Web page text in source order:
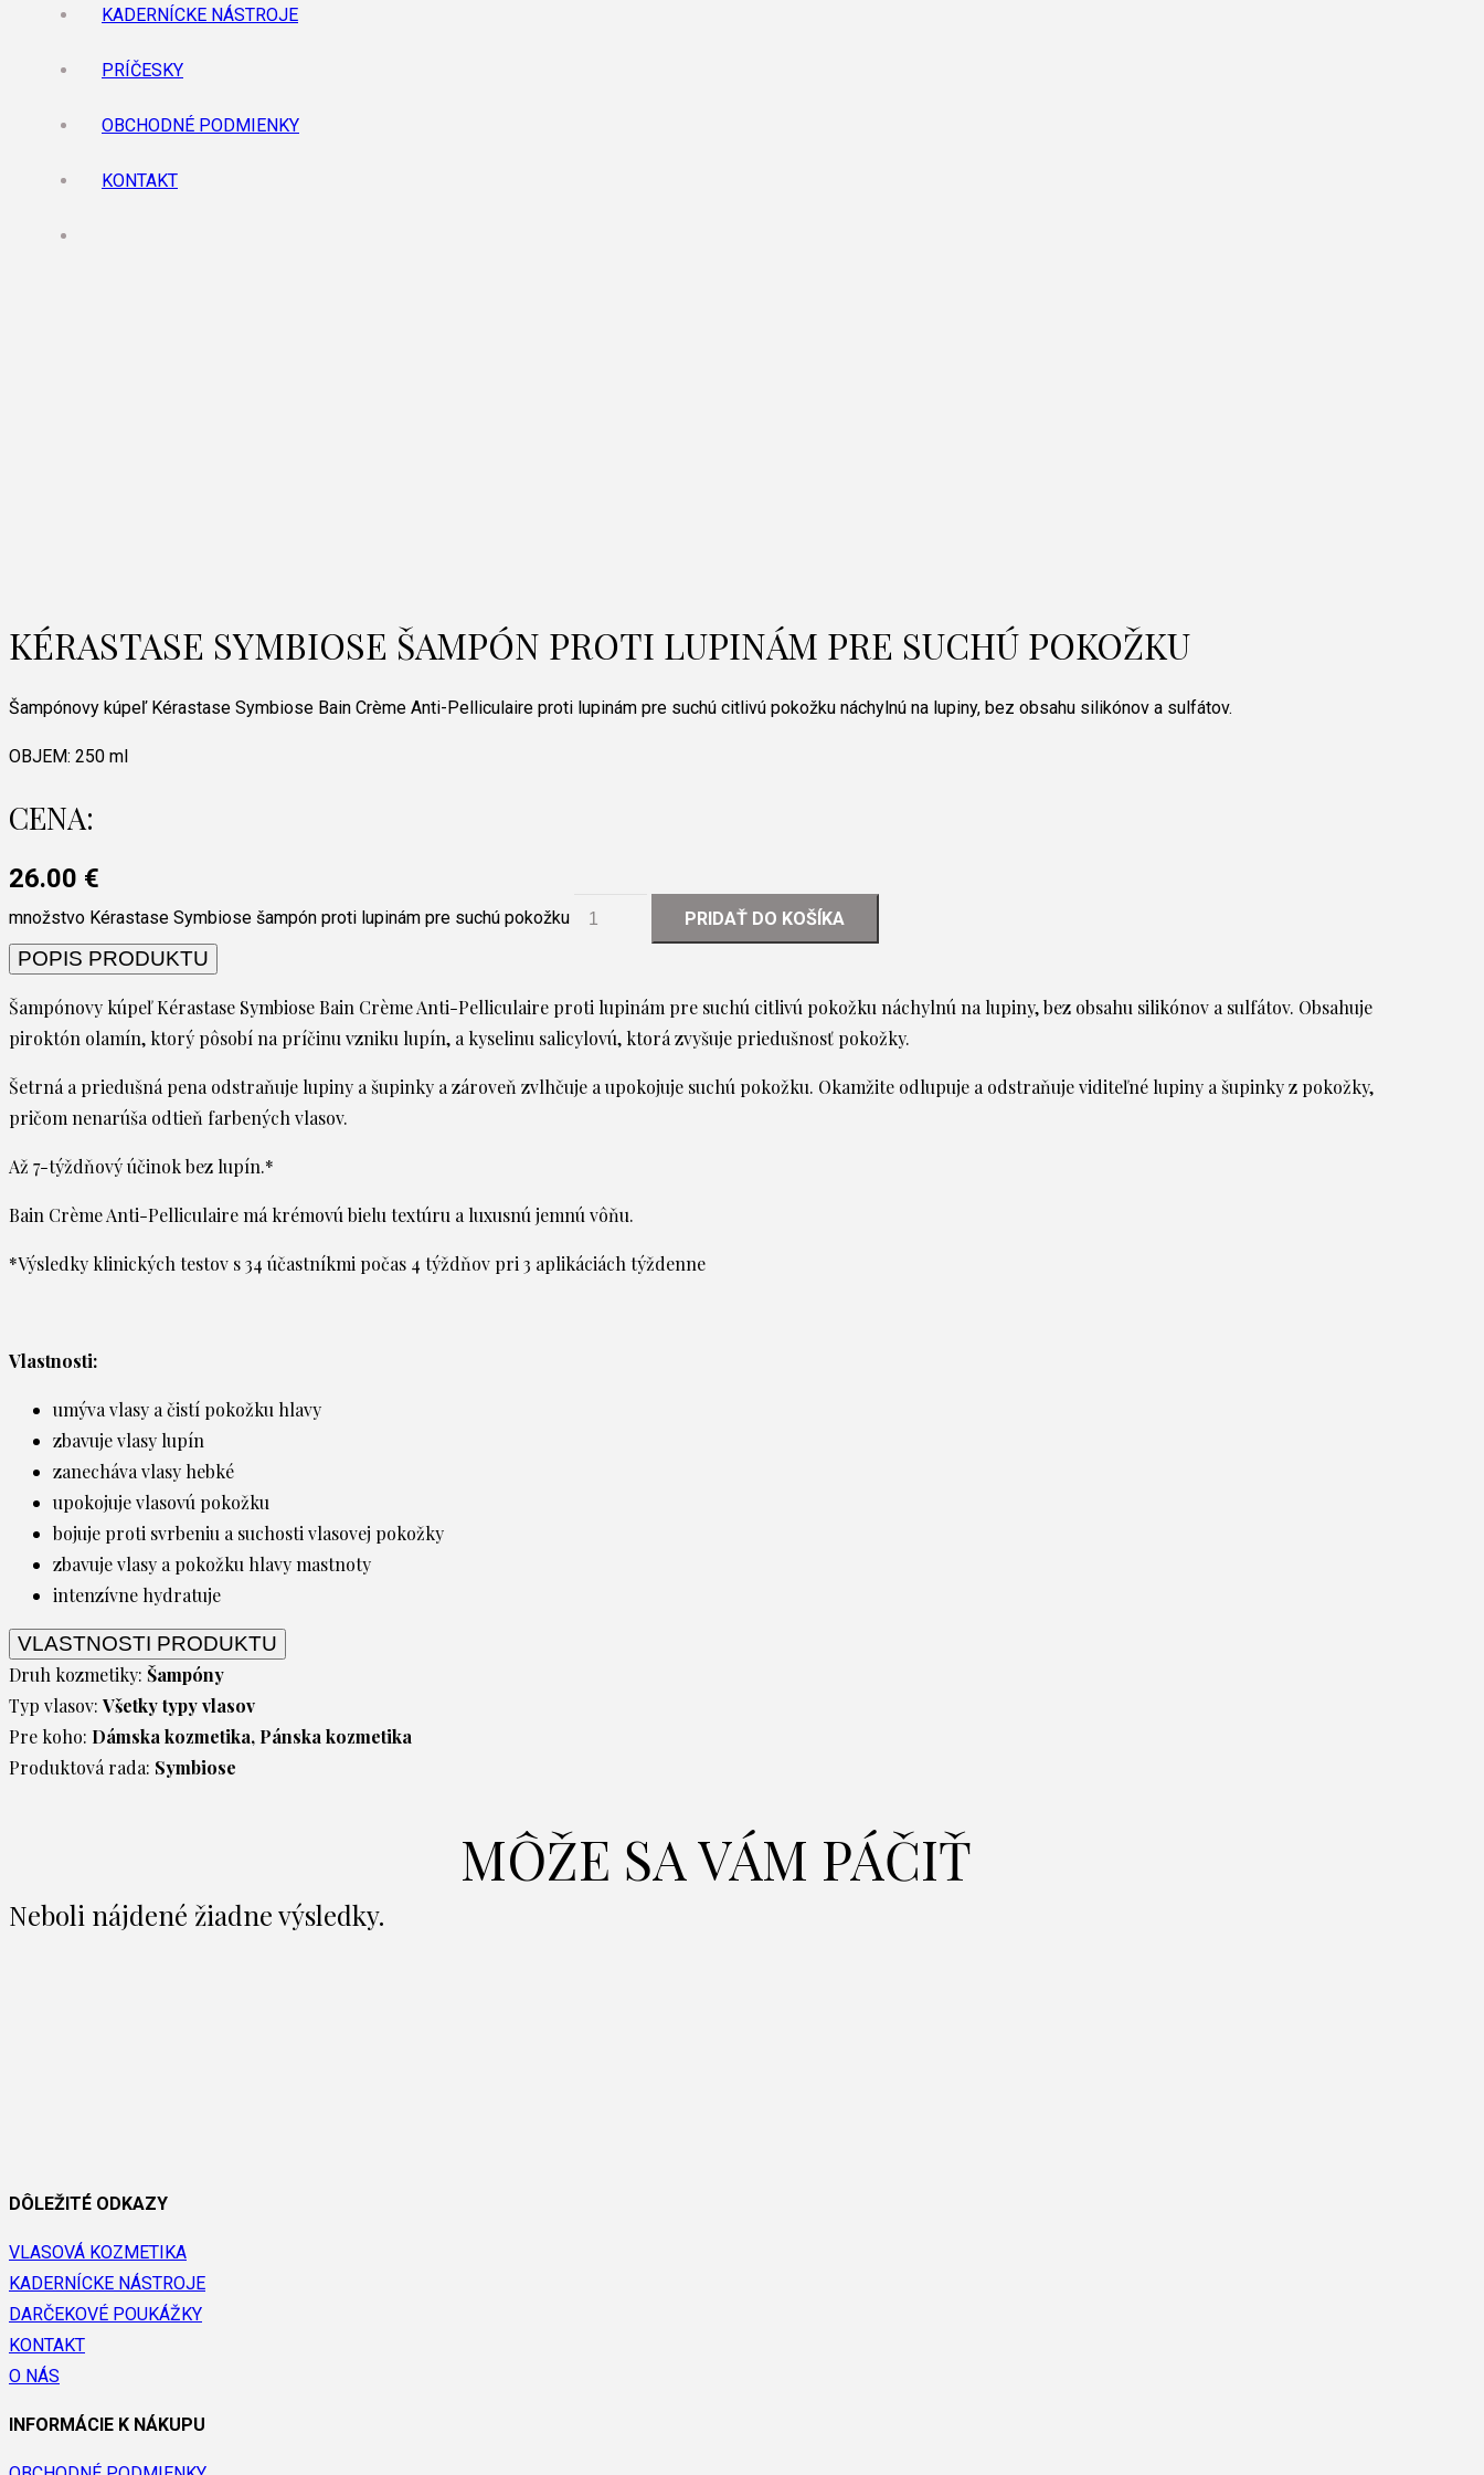
KADERNÍCKE NÁSTROJE
PRÍČESKY
OBCHODNÉ PODMIENKY
KONTAKT
KÉRASTASE SYMBIOSE ŠAMPÓN PROTI LUPINÁM PRE SUCHÚ POKOŽKU
Šampónovy kúpeľ Kérastase Symbiose Bain Crème Anti-Pelliculaire proti lupinám pre suchú citlivú pokožku náchylnú na lupiny, bez obsahu silikónov a sulfátov.
OBJEM: 250 ml
CENA:
26.00 €
množstvo Kérastase Symbiose šampón proti lupinám pre suchú pokožku PRIDAŤ DO KOŠÍKA
POPIS PRODUKTU
Šampónovy kúpeľ Kérastase Symbiose Bain Crème Anti-Pelliculaire proti lupinám pre suchú citlivú pokožku náchylnú na lupiny, bez obsahu silikónov a sulfátov. Obsahuje
piroktón olamín, ktorý pôsobí na príčinu vzniku lupín, a kyselinu salicylovú, ktorá zvyšuje priedušnosť pokožky.
Šetrná a priedušná pena odstraňuje lupiny a šupinky a zároveň zvlhčuje a upokojuje suchú pokožku. Okamžite odlupuje a odstraňuje viditeľné lupiny a šupinky z pokožky,
pričom nenarúša odtieň farbených vlasov.
Až 7-týždňový účinok bez lupín.*
Bain Crème Anti-Pelliculaire má krémovú bielu textúru a luxusnú jemnú vôňu.
*Výsledky klinických testov s 34 účastníkmi počas 4 týždňov pri 3 aplikáciách týždenne
Vlastnosti:
umýva vlasy a čistí pokožku hlavy
zbavuje vlasy lupín
zanecháva vlasy hebké
upokojuje vlasovú pokožku
bojuje proti svrbeniu a suchosti vlasovej pokožky
zbavuje vlasy a pokožku hlavy mastnoty
intenzívne hydratuje
VLASTNOSTI PRODUKTU
Druh kozmetiky: Šampóny
Typ vlasov: Všetky typy vlasov
Pre koho: Dámska kozmetika, Pánska kozmetika
Produktová rada: Symbiose
MÔŽE SA VÁM PÁČIŤ
Neboli nájdené žiadne výsledky.
DÔLEŽITÉ ODKAZY
VLASOVÁ KOZMETIKA
KADERNÍCKE NÁSTROJE
DARČEKOVÉ POUKÁŽKY
KONTAKT
O NÁS
INFORMÁCIE K NÁKUPU